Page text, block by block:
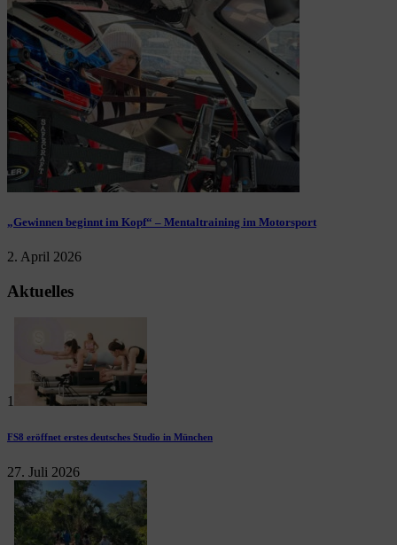
„Gewinnen beginnt im Kopf“ – Mentaltraining im Motorsport
2. April 2026
Aktuelles
1
FS8 eröffnet erstes deutsches Studio in München
27. Juli 2026